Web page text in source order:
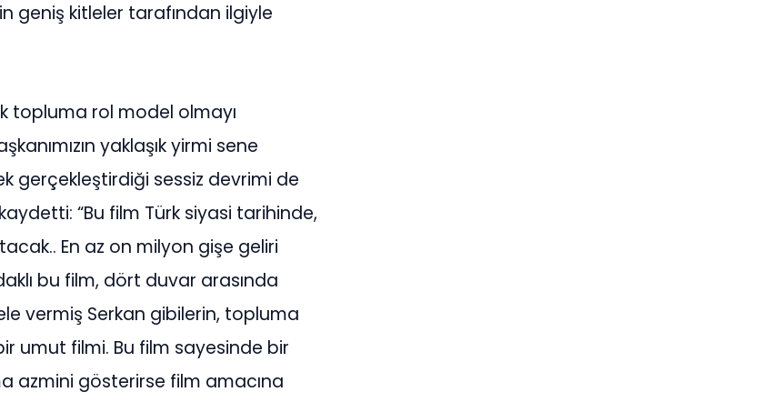
geniş kitleler tarafından ilgiyle
topluma rol model olmayı
yaklaşık yirmi sene
gerçekleştirdiği sessiz devrimi de
“Bu film Türk siyasi tarihinde,
En az on milyon gişe geliri
bu film, dört duvar arasında
vermiş Serkan gibilerin, topluma
umut filmi. Bu film sayesinde bir
azmini gösterirse film amacına